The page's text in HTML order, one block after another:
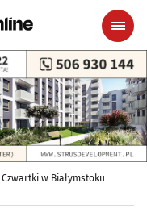
w Białymstoku